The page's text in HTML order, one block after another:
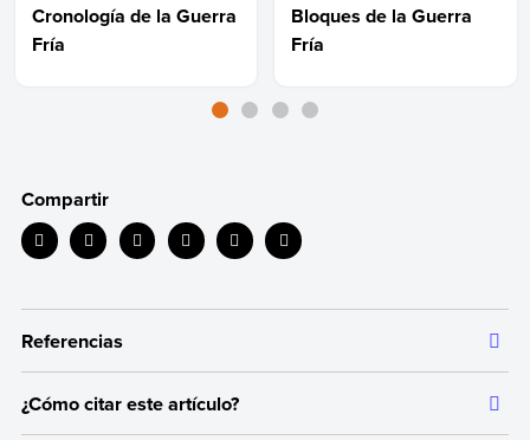
Cronología de la Guerra
Fría
Bloques de la Guerra
Fría
Compartir
Referencias
Toda la información que ofrecemos está respaldada por
fuentes bibliográficas autorizadas y actualizadas, que aseguran
¿Cómo citar este artículo?